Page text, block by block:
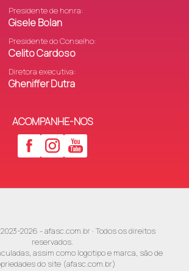
Felicidade é viver (SI)
Felicidade (CC)
Luz do Sol
Vida e Esperança (Sala
Presidente de honra:
Gisele Bolan
Presidente do Conselho:
Celito Cardoso
Diretora executiva:
Gheniffer Dutra
ACOMPANHE-NOS
2026 - afasc.com.br · Todos os direitos
reservados.
assim como logotipo e marca, são de
do site (afasc.com.br)